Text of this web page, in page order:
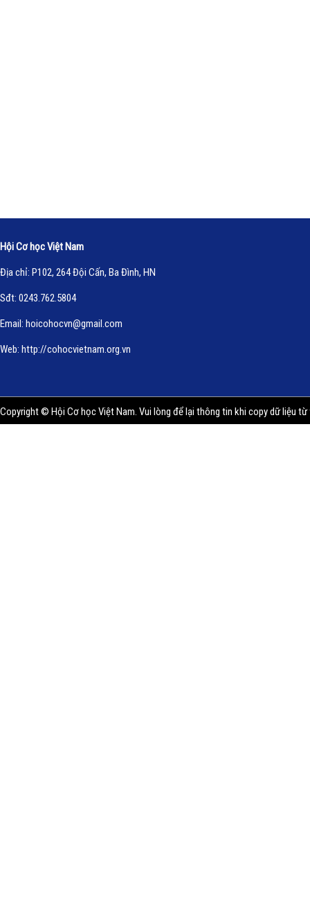
Hội Cơ học Việt Nam
Địa chỉ: P102, 264 Đội Cấn, Ba Đình, HN
Sđt: 0243.762.5804
Email: hoicohocvn@gmail.com
Web: http://cohocvietnam.org.vn
Copyright © Hội Cơ học Việt Nam. Vui lòng để lại thông tin khi copy dữ liệu từ